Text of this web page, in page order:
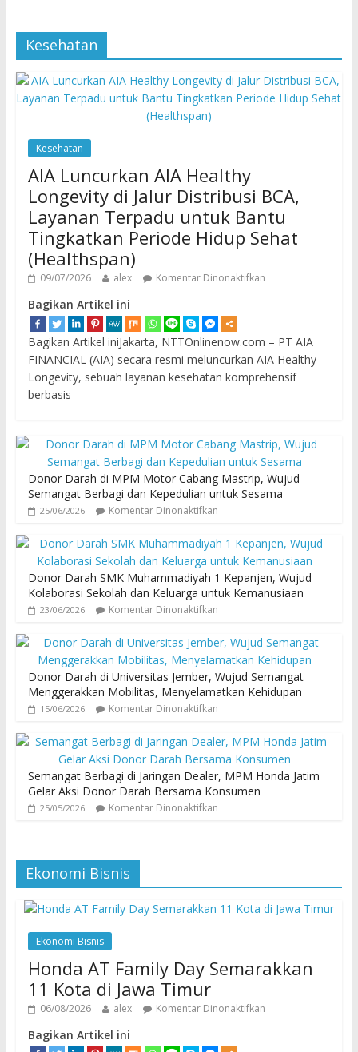
Kesehatan
Kesehatan
AIA Luncurkan AIA Healthy
Longevity di Jalur Distribusi BCA,
Layanan Terpadu untuk Bantu
Tingkatkan Periode Hidup Sehat
(Healthspan)
09/07/2026 alex Komentar Dinonaktifkan
Bagikan Artikel ini
Bagikan Artikel iniJakarta, NTTOnlinenow.com – PT AIA
FINANCIAL (AIA) secara resmi meluncurkan AIA Healthy
Longevity, sebuah layanan kesehatan komprehensif
berbasis
Donor Darah di MPM Motor Cabang Mastrip, Wujud
Semangat Berbagi dan Kepedulian untuk Sesama
25/06/2026 Komentar Dinonaktifkan
Donor Darah SMK Muhammadiyah 1 Kepanjen, Wujud
Kolaborasi Sekolah dan Keluarga untuk Kemanusiaan
23/06/2026 Komentar Dinonaktifkan
Donor Darah di Universitas Jember, Wujud Semangat
Menggerakkan Mobilitas, Menyelamatkan Kehidupan
15/06/2026 Komentar Dinonaktifkan
Semangat Berbagi di Jaringan Dealer, MPM Honda Jatim
Gelar Aksi Donor Darah Bersama Konsumen
25/05/2026 Komentar Dinonaktifkan
Ekonomi Bisnis
Ekonomi Bisnis
Honda AT Family Day Semarakkan
11 Kota di Jawa Timur
06/08/2026 alex Komentar Dinonaktifkan
Bagikan Artikel ini